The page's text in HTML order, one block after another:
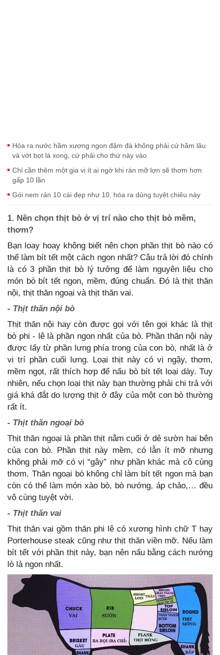
Hóa ra nước hầm xương ngon đậm đà không phải cứ hầm lâu
và vớt bọt là xong, cứ phải cho thứ này vào
Chỉ cần thêm một gia vị ít ai ngờ khi rán mỡ lợn sẽ thơm hơn
gấp 10 lần
Gói nem rán 10 cái đẹp như 10, hóa ra dùng tuyệt chiêu này
1. Nên chọn thịt bò ở vị trí nào cho thịt bò mềm,
thơm?
Bạn loay hoay không biết nên chọn phần thịt bò nào có
thể làm bít tết một cách ngon nhất? Câu trả lời đó chính
là có 3 phần thịt bò lý tưởng để làm nguyên liệu cho
món bò bít tết ngon, mềm, đúng chuẩn. Đó là thịt thăn
nội, thịt thăn ngoại và thịt thăn vai.
- Thịt thăn nội bò
Thịt thăn nội hay còn được gọi với tên gọi khác là thịt
bò phi - lê là phần ngon nhất của bò. Phần thăn nội này
được lấy từ phần lưng phía trong của con bò, nhất là ở
vị trí phần cuối lưng. Loại thịt này có vị ngậy, thơm,
mềm ngọt, rất thích hợp để nấu bò bít tết loại dày. Tuy
nhiên, nếu chọn loại thịt này bạn thường phải chi trả với
giá khá đắt do lượng thịt ở đây của một con bò thường
rất ít.
- Thịt thăn ngoại bò
Thịt thăn ngoại là phần thịt nằm cuối ở dẻ sườn hai bên
của con bò. Phần thịt này mềm, có lẫn ít mỡ nhưng
không phải mỡ có vị “gây” như phần khác mà cô cùng
thơm. Thăn ngoại bò không chỉ làm bít tết ngon mà bạn
còn có thể làm món xào bò, bò nướng, áp chảo,… đều
vô cùng tuyệt vời.
- Thịt thăn vai
Thịt thăn vai gồm thăn phi lê có xương hình chữ T hay
Porterhouse steak cũng như thịt thăn viền mỡ. Nếu làm
bít tết với phần thịt này, bạn nên nấu bằng cách nướng
lò là ngon nhất.